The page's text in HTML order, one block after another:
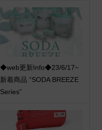
◆web更新Info◆23/6/17~
新着商品 “SODA BREEZE
Series”